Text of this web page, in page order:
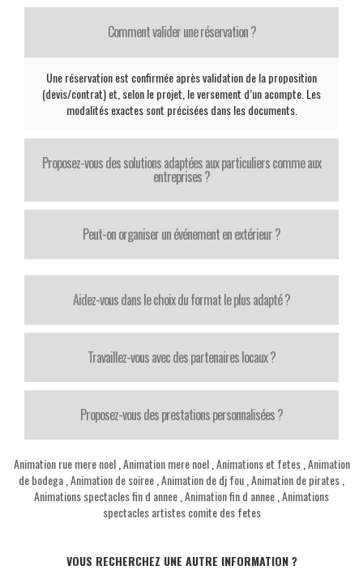
Comment valider une réservation ?
Une réservation est confirmée après validation de la proposition
(devis/contrat) et, selon le projet, le versement d’un acompte. Les
modalités exactes sont précisées dans les documents.
Proposez-vous des solutions adaptées aux particuliers comme aux
entreprises ?
Peut-on organiser un événement en extérieur ?
Aidez-vous dans le choix du format le plus adapté ?
Travaillez-vous avec des partenaires locaux ?
Proposez-vous des prestations personnalisées ?
Animation rue mere noel, Animation mere noel, Animations et fetes, Animation
de bodega Animation de soiree Animation de dj fou Animation de pirates
Animations spectacles fin d annee Animation fin d annee Animations
spectacles artistes comite des fetes
VOUS RECHERCHEZ UNE AUTRE INFORMATION ?